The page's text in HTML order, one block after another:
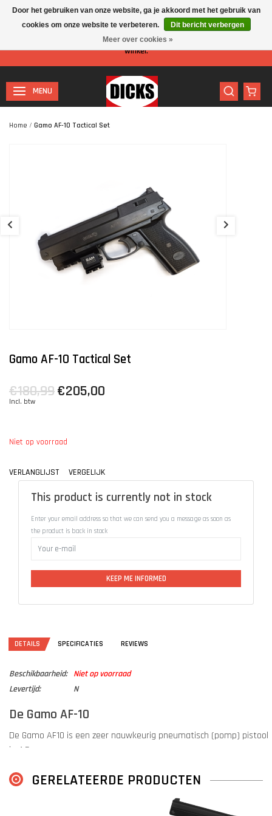
Let op: I.v.m. de zomervakantie is er minder personeel aanwezig in de
winkel.
MENU
Home / Gamo AF-10 Tactical Set
Gamo AF-10 Tactical Set
€180,99€205,00
Incl. btw
Niet op voorraad
VERLANGLIJST VERGELIJK
This product is currently not in stock
Enter your email address so that we can send you a message as soon as
the product is back in stock
KEEP ME INFORMED
DETAILS SPECIFICATIES REVIEWS
Beschikbaarheid:
Niet op voorraad
Levertijd:
N
De Gamo AF-10
De Gamo AF10 is een zeer nauwkeurig pneumatisch (pomp) pistool
in 4,5mm.
Daarnaast is het leuke aan dit pistool dat er een slede in zit waar
10 4,5mmrondkogels in passen en waarmee u dus voor elk schot
GERELATEERDE PRODUCTEN
Door het gebruiken van onze website, ga je akkoord met het gebruik van
cookies om onze website te verbeteren.
Dit bericht verbergen
Meer over cookies »